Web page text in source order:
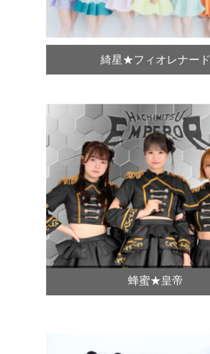
綺星★フィオレナード
蜂蜜★皇帝